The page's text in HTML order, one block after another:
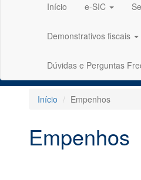
Início e-SIC
Demonstrativos fiscais
Dúvidas e Perguntas
Início Empenhos
Empenhos